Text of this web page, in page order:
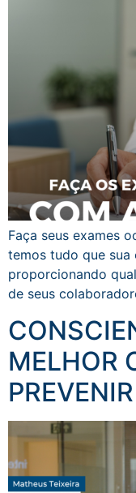
Faça seus exames
temos tudo que sua
proporcionando
de seus
MELHOR
PREVENIR